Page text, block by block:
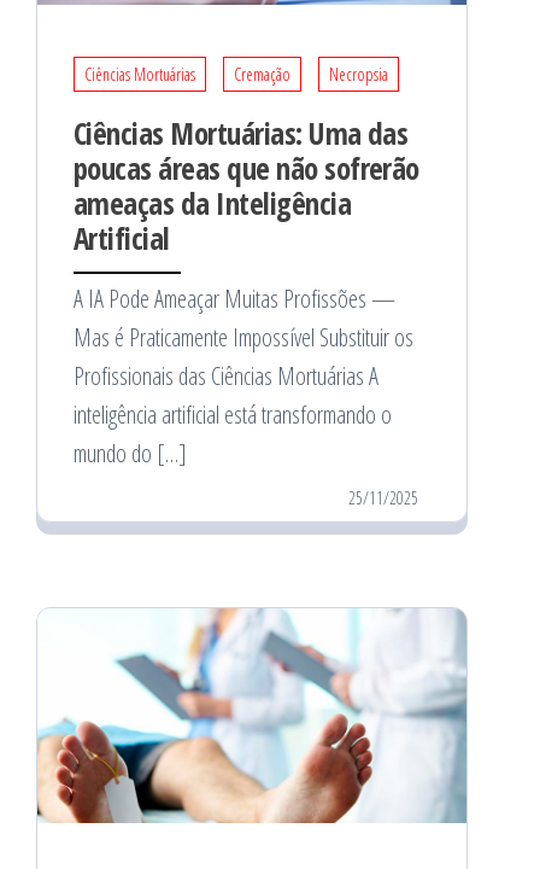
Ciências Mortuárias Cremação Necropsia
Ciências Mortuárias: Uma das
poucas áreas que não sofrerão
ameaças da Inteligência
Artificial
A IA Pode Ameaçar Muitas Profissões —
Mas é Praticamente Impossível Substituir os
Profissionais das Ciências Mortuárias A
inteligência artificial está transformando o
mundo do […]
25/11/2025